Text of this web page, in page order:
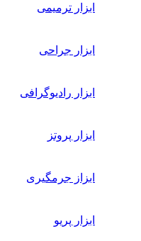
ابزار ترمیمی
ابزار جراحی
ابزار رادیوگرافی
ابزار پروتز
ابزاز جرمگیری
ابزار پریو